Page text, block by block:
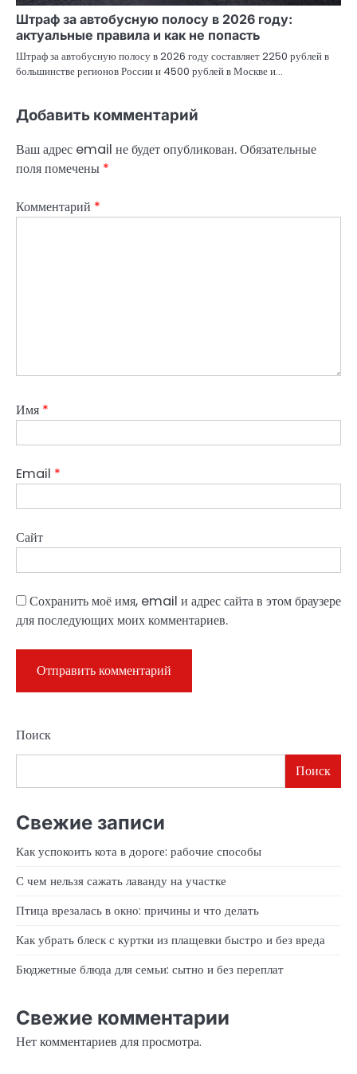
Штраф за автобусную полосу в 2026 году:
актуальные правила и как не попасть
Штраф за автобусную полосу в 2026 году составляет 2250 рублей в
большинстве регионов России и 4500 рублей в Москве и…
Добавить комментарий
Ваш адрес email не будет опубликован.Обязательные
поля помечены *
Комментарий *
Имя *
Email *
Сайт
Сохранить моё имя, email и адрес сайта в этом браузере
для последующих моих комментариев.
Поиск
Поиск
Свежие записи
Как успокоить кота в дороге: рабочие способы
С чем нельзя сажать лаванду на участке
Птица врезалась в окно: причины и что делать
Как убрать блеск с куртки из плащевки быстро и без вреда
Бюджетные блюда для семьи: сытно и без переплат
Свежие комментарии
Нет комментариев для просмотра.